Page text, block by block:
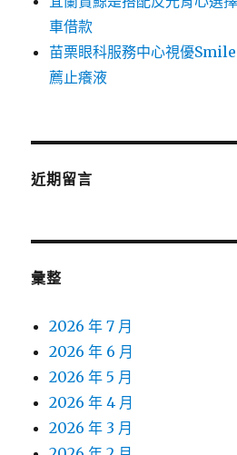
車借款
苗栗眼科服務中心視優
薦止癢液
近期留言
彙整
2026 年 7 月
2026 年 6 月
2026 年 5 月
2026 年 4 月
2026 年 3 月